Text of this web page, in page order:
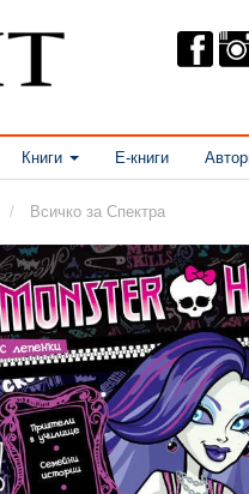
Книги Е-книги
Всичко за Спектра